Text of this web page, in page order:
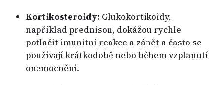
Kortikosteroidy: Glukokortikoidy,
například prednison, dokážou rychle
potlačit imunitní reakce a zánět a často se
používají krátkodobě nebo během vzplanutí
onemocnění.